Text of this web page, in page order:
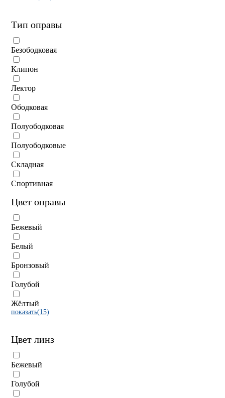
Тип оправы
Безободковая
Клипон
Лектор
Ободковая
Полуободковая
Полуободковые
Складная
Спортивная
Цвет оправы
Бежевый
Белый
Бронзовый
Голубой
Жёлтый
показать(15)
Цвет линз
Бежевый
Голубой